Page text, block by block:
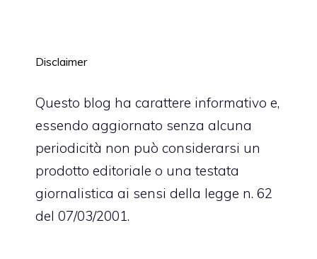
Disclaimer
Questo blog ha carattere informativo e,
essendo aggiornato senza alcuna
periodicità non può considerarsi un
prodotto editoriale o una testata
giornalistica ai sensi della legge n. 62
del 07/03/2001.